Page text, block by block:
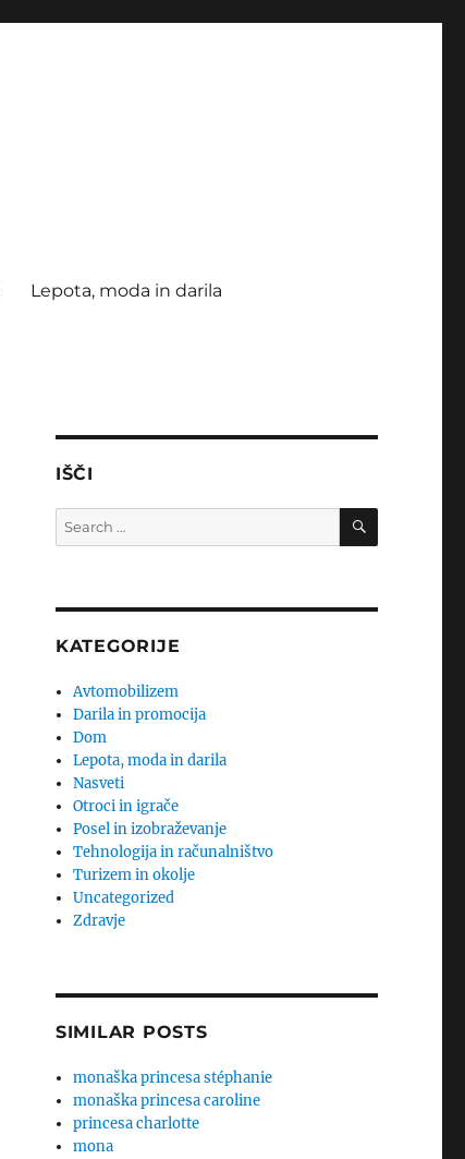
Lepota, moda in darila
IŠČI
Search
for:
SEARCH
KATEGORIJE
Avtomobilizem
Darila in promocija
Dom
Lepota, moda in darila
Nasveti
Otroci in igrače
Posel in izobraževanje
Tehnologija in računalništvo
Turizem in okolje
Uncategorized
Zdravje
SIMILAR POSTS
monaška princesa stéphanie
monaška princesa caroline
princesa charlotte
mona